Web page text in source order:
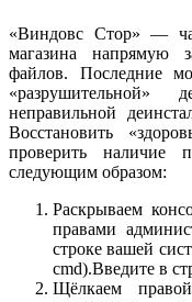
«Виндовс Стор» —
магазина напрямую
файлов. Последние
«разрушительной»
неправильной
Восстановить
проверить наличие
следующим образом:
Раскрываем
правами
строке вашей
cmd).Введите в
Щёлкаем